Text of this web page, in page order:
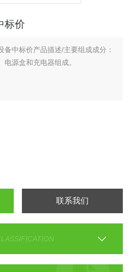
标价
备中标价产品描述/主要组成成分：
源盒和充电器组成。
联系我们